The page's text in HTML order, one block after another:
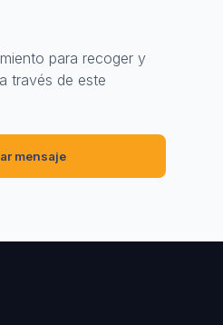
para recoger y
través de este